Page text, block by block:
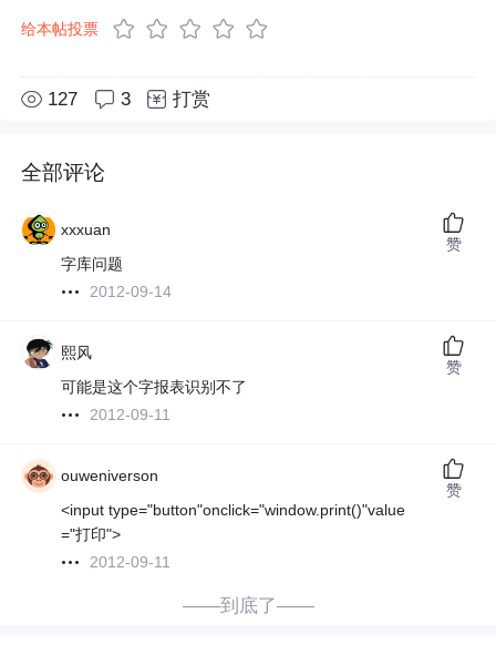
给本帖投票
127 3 打赏
全部评论
xxxuan
字库问题
2012-09-14
赞
熙风
可能是这个字报表识别不了
2012-09-11
赞
ouweniverson
<input type="button"onclick="window.print()"value
="打印">
2012-09-11
赞
——到底了——